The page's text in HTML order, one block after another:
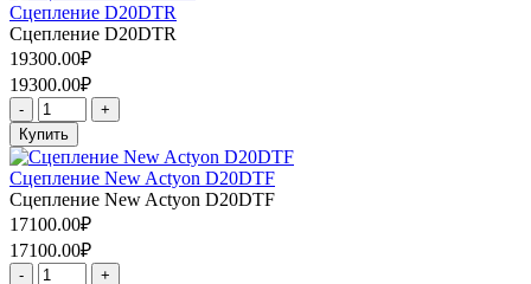
Сцепление D20DTR
Сцепление D20DTR
19300.00₽
19300.00₽
-
+
Купить
Сцепление New Actyon D20DTF
Сцепление New Actyon D20DTF
17100.00₽
17100.00₽
-
+